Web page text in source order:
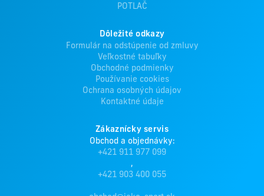
POTLAČ
Dôležité odkazy
Formulár na odstúpenie od zmluvy
Veľkostné tabuľky
Obchodné podmienky
Používanie cookies
Ochrana osobných údajov
Kontaktné údaje
Zákaznícky servis
Obchod a objednávky:
+421 911 977 099
,
+421 903 400 055